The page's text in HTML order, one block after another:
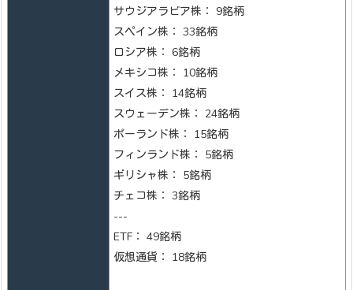
サウジアラビア株： 9銘柄
スペイン株： 33銘柄
ロシア株： 6銘柄
メキシコ株： 10銘柄
スイス株： 14銘柄
スウェーデン株： 24銘柄
ポーランド株： 15銘柄
フィンランド株： 5銘柄
ギリシャ株： 5銘柄
チェコ株： 3銘柄
---
ETF： 49銘柄
仮想通貨： 18銘柄